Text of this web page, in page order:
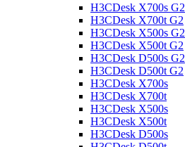
H3CDesk X700s G2
H3CDesk X700t G2
H3CDesk X500s G2
H3CDesk X500t G2
H3CDesk D500s G2
H3CDesk D500t G2
H3CDesk X700s
H3CDesk X700t
H3CDesk X500s
H3CDesk X500t
H3CDesk D500s